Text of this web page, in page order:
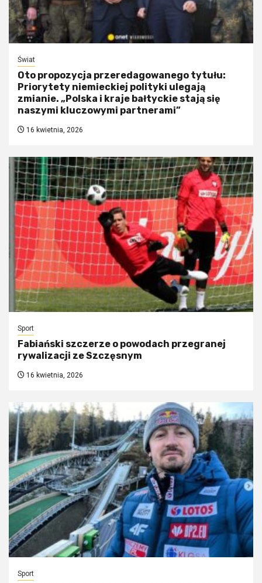
Świat
Oto propozycja przeredagowanego tytułu:
Priorytety niemieckiej polityki ulegają
zmianie. „Polska i kraje bałtyckie stają się
naszymi kluczowymi partnerami”
16 kwietnia, 2026
Sport
Fabiański szczerze o powodach przegranej
rywalizacji ze Szczęsnym
16 kwietnia, 2026
Sport